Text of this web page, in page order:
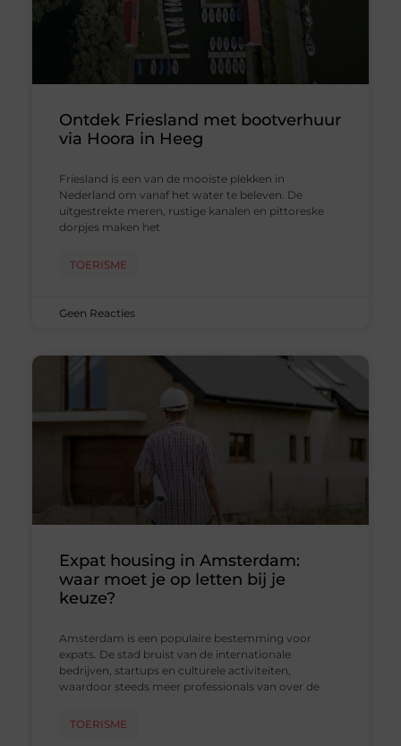
Ontdek Friesland met bootverhuur
via Hoora in Heeg
Friesland is een van de mooiste plekken in
Nederland om vanaf het water te beleven. De
uitgestrekte meren, rustige kanalen en pittoreske
dorpjes maken het
TOERISME
Geen Reacties
Expat housing in Amsterdam:
waar moet je op letten bij je
keuze?
Amsterdam is een populaire bestemming voor
expats. De stad bruist van de internationale
bedrijven, startups en culturele activiteiten,
waardoor steeds meer professionals van over de
TOERISME